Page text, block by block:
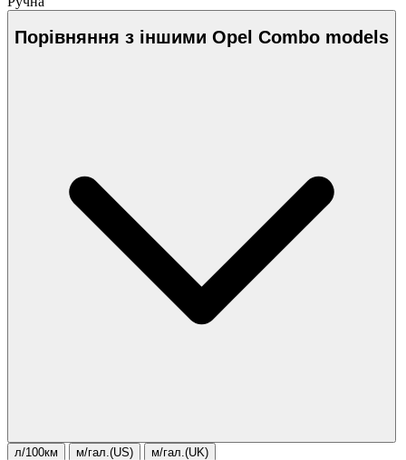
Порівняння з іншими Opel Combo models
л/100км м/гал.(US) м/гал.(UK)